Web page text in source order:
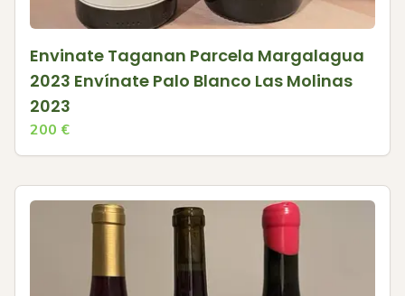
Envinate Taganan Parcela Margalagua
2023 Envínate Palo Blanco Las Molinas
2023
200 €